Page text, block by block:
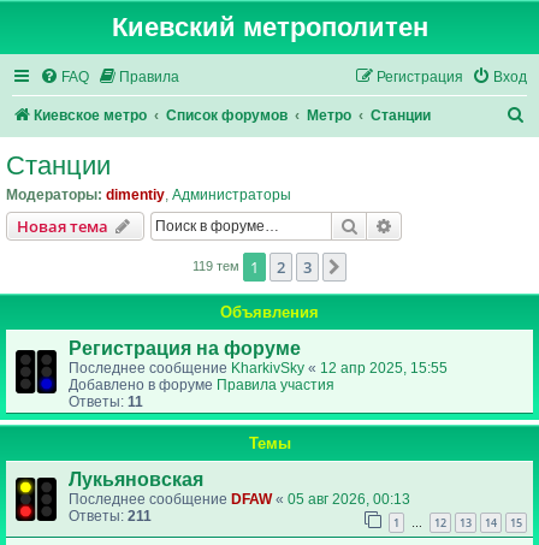
Киевский метрополитен
FAQ Правила Вход
Регистрация
Киевское метро Список форумов Метро Станции
Станции
Модераторы: dimentiy, Администраторы
Новая тема Поиск
119 тем 1 2 3
Объявления
Регистрация на форуме
Последнее сообщение KharkivSky « 12 апр 2025, 15:55
Добавлено в форуме Правила участия
Ответы: 11
Темы
Лукьяновская
Последнее сообщение DFAW« 05 авг 2026, 00:13
Ответы: 211 1 … 12 13 14 15